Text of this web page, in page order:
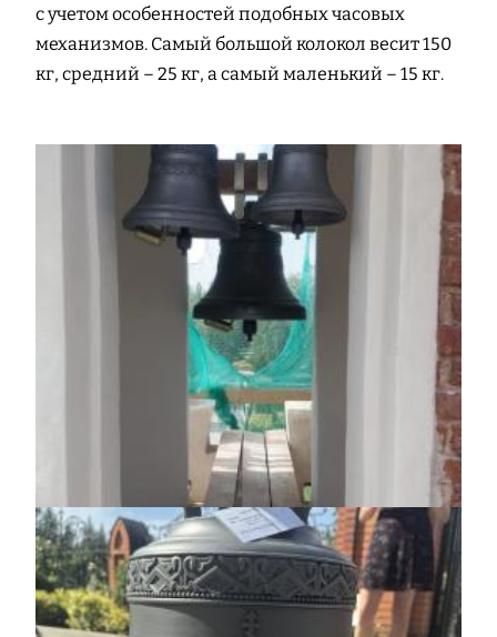
с учетом особенностей подобных часовых
механизмов. Самый большой колокол весит 150
кг, средний – 25 кг, а самый маленький – 15 кг.